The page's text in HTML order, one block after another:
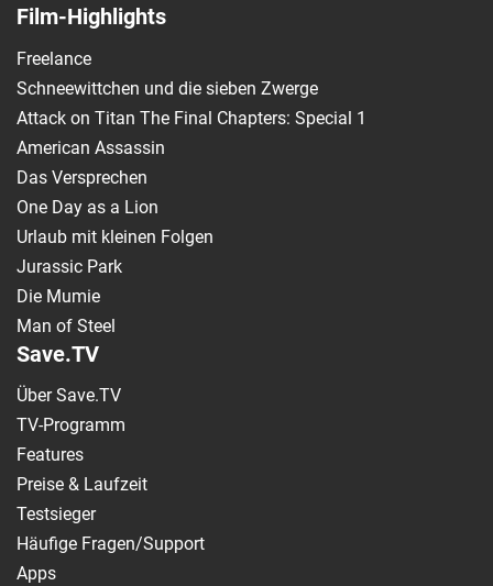
Film-Highlights
Freelance
Schneewittchen und die sieben Zwerge
Attack on Titan The Final Chapters: Special 1
American Assassin
Das Versprechen
One Day as a Lion
Urlaub mit kleinen Folgen
Jurassic Park
Die Mumie
Man of Steel
Save.TV
Über Save.TV
TV-Programm
Features
Preise & Laufzeit
Testsieger
Häufige Fragen/Support
Apps